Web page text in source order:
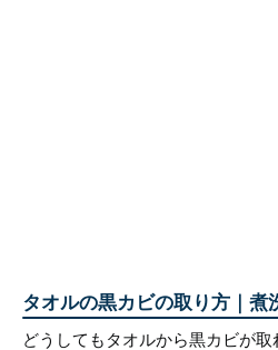
タオルの黒カビの取り方｜煮
どうしてもタオルから黒カビが